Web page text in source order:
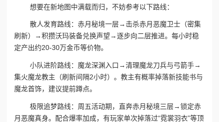
想要在新地图中满载而归，不妨参考以下路线：
散人发育路线：赤月秘境一层→击杀赤月恶魔卫士（密集
刷新）→积攒沃玛装备兑换声望→逐步向二层推进。每小时稳
定产出约20-30万金币等价物。
小队进阶路线：魔龙深渊入口→清理魔龙刀兵与弓箭手→
集火魔龙教主（刷新间隔2小时）。教主有概率掉落新技能书与
魔龙首饰，建议提前蹲点。
极限追梦路线：周五活动期，直奔赤月秘境三层→锁定赤
月恶魔真身。配合爆率加成，有玩家单次掉落过“霓裳羽衣”等顶